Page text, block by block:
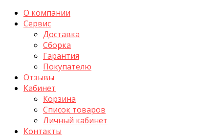
О компании
Сервис
Доставка
Сборка
Гарантия
Покупателю
Отзывы
Кабинет
Корзина
Список товаров
Личный кабинет
Контакты